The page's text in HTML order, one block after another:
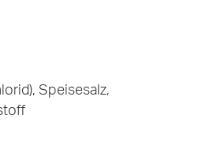
Speisesalz,